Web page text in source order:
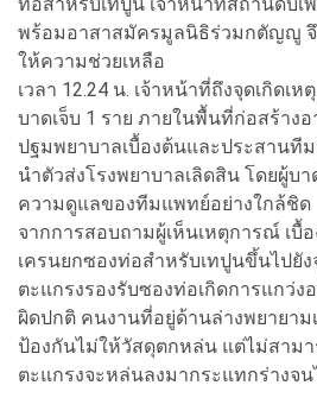
พร้อมอาสาสมัครมูลนิธิร่วมกตัญญู จึ
ให้ความช่วยเหลือ
เวลา 12.24 น. เจ้าหน้าที่ถึงจุดเกิดเ
บาดเจ็บ 1 ราย ภายในพื้นที่ก่อสร้าง
ปฐมพยาบาลเบื้องต้นและประสานที
นำตัวส่งโรงพยาบาลเลิดสิน โดยผู้บ
ความดูแลของทีมแพทย์อย่างใกล้ชิด
จากการสอบถามผู้เห็นเหตุการณ์ เบื้
เครนยกซองท่อสำหรับเทปูนขึ้นไปยั
ตะแกรงรองรับซองท่อเกิดการแกว่ง
ผิดปกติ คนงานที่อยู่ด้านล่างพยายาม
ป้องกันไม่ให้วัสดุตกหล่น แต่ไม่สาม
ตะแกรงจะหล่นลงมากระแทกร่างจน